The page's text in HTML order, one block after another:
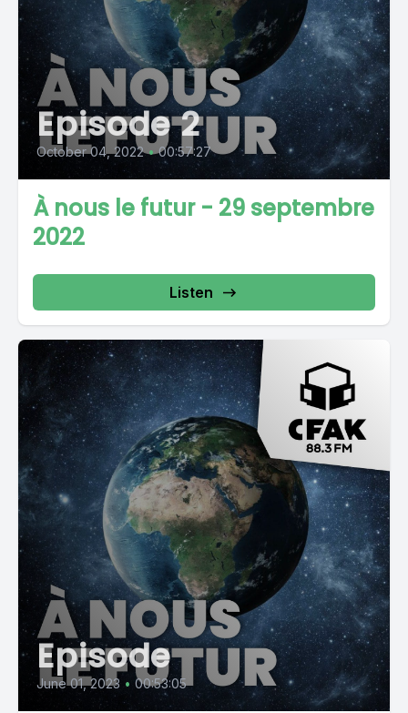
Episode 2
October 04, 2022 • 00:57:27
À nous le futur - 29 septembre
2022
Listen
Episode
June 01, 2023 • 00:53:05